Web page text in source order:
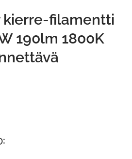
kierre-filamentti
190lm 1800K